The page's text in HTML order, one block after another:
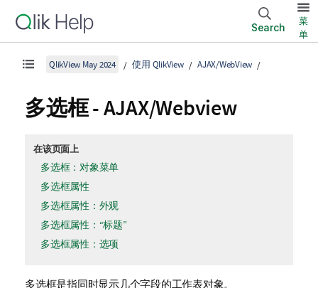
Search
菜
单
QlikView May 2024 使用 QlikView AJAX/WebView
多选框 - AJAX/Webview
在该页面上
多选框：对象菜单
多选框属性
多选框属性：外观
多选框属性：“标题”
多选框属性：选项
多选框是指同时显示几个字段的工作表对象。